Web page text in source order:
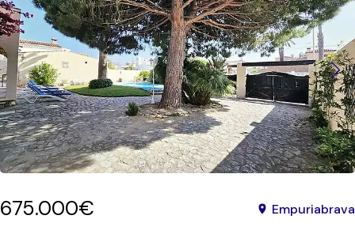
675.000€ Empuriabrava